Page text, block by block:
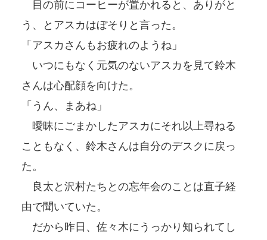
目の前にコーヒーが置かれると、ありがと
う、とアスカはぼそりと言った。
「アスカさんもお疲れのようね」
いつにもなく元気のないアスカを見て鈴木
さんは心配顔を向けた。
「うん、まあね」
曖昧にごまかしたアスカにそれ以上尋ねる
こともなく、鈴木さんは自分のデスクに戻っ
た。
良太と沢村たちとの忘年会のことは直子経
由で聞いていた。
だから昨日、佐々木にうっかり知られてし